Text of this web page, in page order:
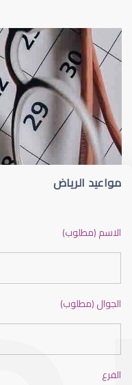
الشبكية
الشبكية في العين
مواعيد الرياض
الاسم (مطلوب)
الجوال (مطلوب)
الفرع